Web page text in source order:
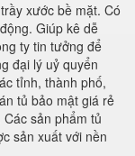
xước bề mặt. Có
Giúp kê dễ
ty tin tưởng để
đại lý uỷ quyển
tỉnh, thành phố,
tủ bảo mật giá rẻ
sản phẩm tủ
sản xuất với nền